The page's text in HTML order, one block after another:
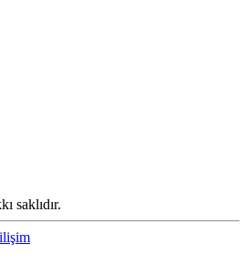
saklıdır.